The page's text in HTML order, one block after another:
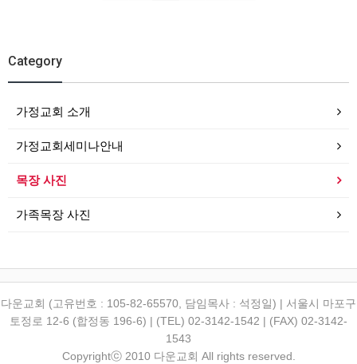
Category
가정교회 소개
가정교회세미나안내
목장 사진
가족목장 사진
다운교회 (고유번호 : 105-82-65570, 담임목사 : 석정일) | 서울시 마포구
토정로 12-6 (합정동 196-6) | (TEL) 02-3142-1542 | (FAX) 02-3142-
1543
Copyrightⓒ 2010 다운교회 All rights reserved.